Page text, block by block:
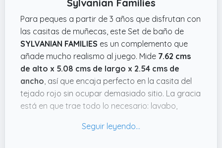
aventuras con este emocionante juego!
Sylvanian Families
Para peques a partir de 3 años que disfrutan con
las casitas de muñecas, este Set de baño de
SYLVANIAN FAMILIES es un complemento que
añade mucho realismo al juego. Mide 7.62 cms
de alto x 5.08 cms de largo x 2.54 cms de
ancho , así que encaja perfecto en la casita del
tejado rojo sin ocupar demasiado sitio. La gracia
está en que trae todo lo necesario: lavabo,
la escobilla y el adaptador para los peques, que